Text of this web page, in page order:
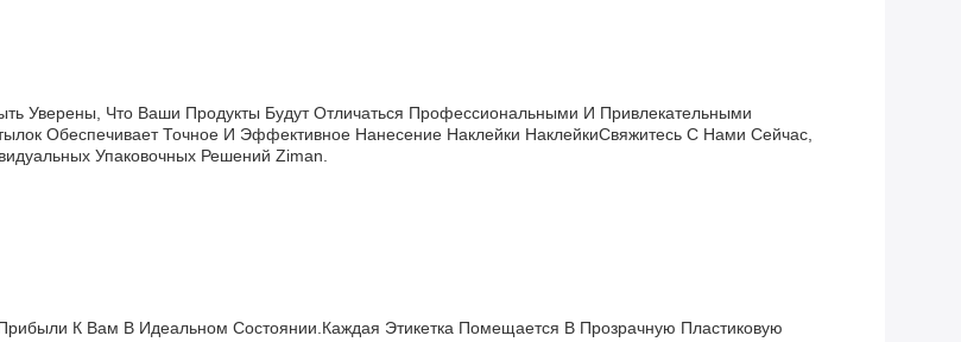
Уверены, Что Ваши Продукты Будут Отличаться Профессиональными И Привлекательными
Обеспечивает Точное И Эффективное Нанесение Наклейки НаклейкиСвяжитесь С Нами Сейчас,
Упаковочных Решений Ziman.
К Вам В Идеальном Состоянии.Каждая Этикетка Помещается В Прозрачную Пластиковую